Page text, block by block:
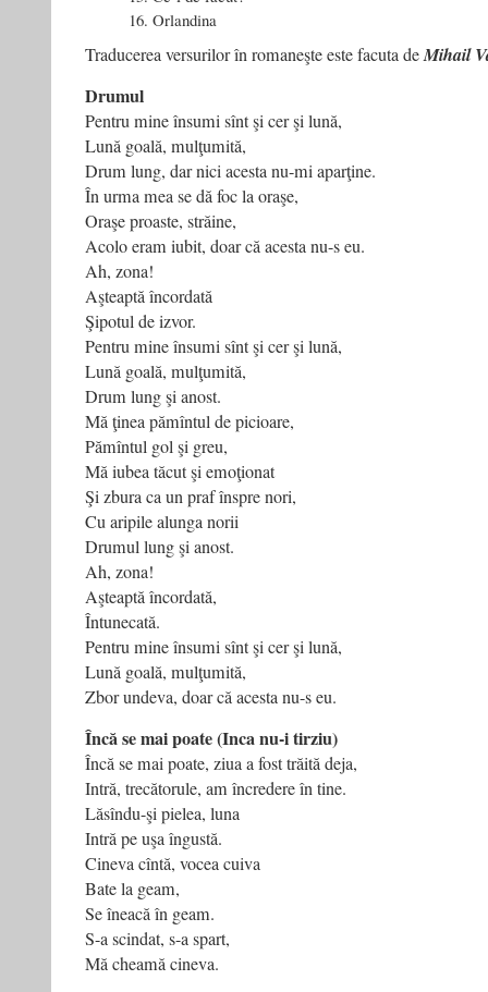
16. Orlandina
Traducerea versurilor în romaneşte este facuta deMihail
Drumul
Pentru mine însumi sînt şi cer şi lună,
Lună goală, mulţumită,
Drum lung, dar nici acesta nu-mi aparţine.
În urma mea se dă foc la oraşe,
Oraşe proaste, străine,
Acolo eram iubit, doar că acesta nu-s eu.
Ah, zona!
Aşteaptă încordată
Şipotul de izvor.
Pentru mine însumi sînt şi cer şi lună,
Lună goală, mulţumită,
Drum lung şi anost.
Mă ţinea pămîntul de picioare,
Pămîntul gol şi greu,
Mă iubea tăcut şi emoţionat
Şi zbura ca un praf înspre nori,
Cu aripile alunga norii
Drumul lung şi anost.
Ah, zona!
Aşteaptă încordată,
Întunecată.
Pentru mine însumi sînt şi cer şi lună,
Lună goală, mulţumită,
Zbor undeva, doar că acesta nu-s eu.
Încă se mai poate (Inca nu-i tirziu)
Încă se mai poate, ziua a fost trăită deja,
Intră, trecătorule, am încredere în tine.
Lăsîndu-şi pielea, luna
Intră pe uşa îngustă.
Cineva cîntă, vocea cuiva
Bate la geam,
Se îneacă în geam.
S-a scindat, s-a spart,
Mă cheamă cineva.